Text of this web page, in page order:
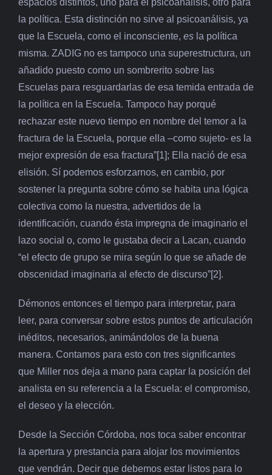
espacios distintos, uno para el psicoanálisis, otro para
la política. Esta distinción no sirve al psicoanálisis, ya
que la Escuela, como el inconsciente, es la política
misma. ZADIG no es tampoco una superestructura, un
añadido puesto como un sombrerito sobre las
Escuelas para resguardarlas de esa temida entrada de
la política en la Escuela. Tampoco hay porqué
rechazar este nuevo tiempo en nombre del temor a la
fractura de la Escuela, porque ella –como sujeto- es la
mejor expresión de esa fractura”[1]; Ella nació de esa
elisión. Sí podemos esforzarnos, en cambio, por
sostener la pregunta sobre cómo se habita una lógica
colectiva como la nuestra, advertidos de la
identificación, cuando ésta impregna de imaginario el
lazo social o, como le gustaba decir a Lacan, cuando
“el efecto de grupo se mira según lo que se añade de
obscenidad imaginaria al efecto de discurso”[2].
Démonos entonces el tiempo para interpretar, para
leer, para conversar sobre estos puntos de articulación
inéditos, necesarios, animándolos de la buena
manera. Contamos para esto con tres significantes
que Miller nos deja a mano para captar la posición del
analista en su referencia a la Escuela: el compromiso,
el deseo y la elección.
Desde la Sección Córdoba, nos toca saber encontrar
la apertura y prestancia para alojar los movimientos
que vendrán. Decir que debemos estar listos para lo